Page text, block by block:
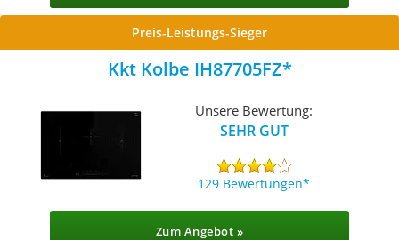
Preis-Leistungs-Sieger
Kkt Kolbe IH87705FZ
Unsere Bewertung:
SEHR GUT
129 Bewertungen
Zum Angebot »